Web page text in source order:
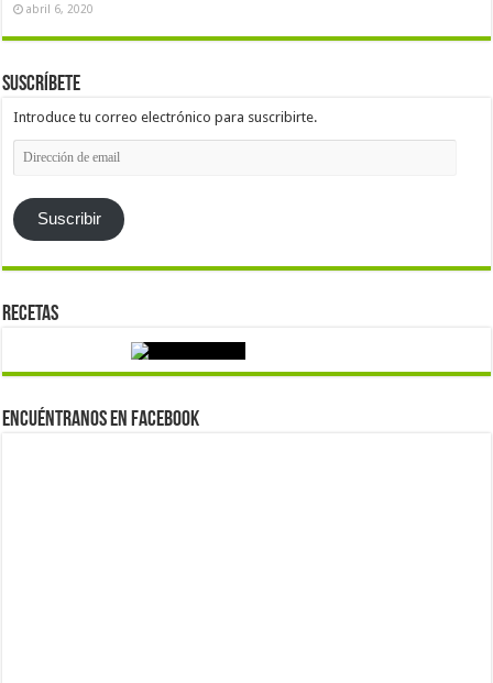
abril 6, 2020
Suscríbete
Introduce tu correo electrónico para suscribirte.
Dirección
de
email
Suscribir
Recetas
Encuéntranos en Facebook